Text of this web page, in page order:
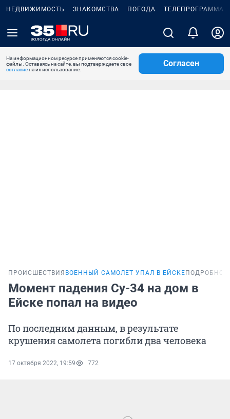
НЕДВИЖИМОСТЬ ЗНАКОМСТВА ПОГОДА ТЕЛЕПРОГРАММА
На информационном ресурсе применяются cookie-
файлы. Оставаясь на сайте, вы подтверждаете свое
согласиена их использование.
Согласен
ПРОИСШЕСТВИЯ ВОЕННЫЙ САМОЛЕТ УПАЛ В ЕЙСКЕ
Момент падения Су-34 на дом в
Ейске попал на видео
По последним данным, в результате
крушения самолета погибли два человека
17 октября 2022, 19:59 772